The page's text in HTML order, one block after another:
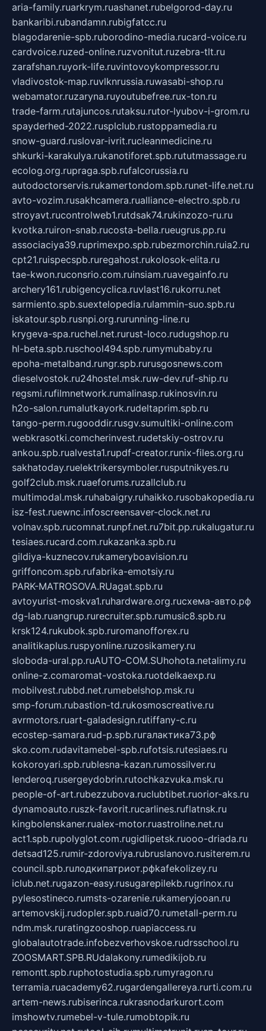
aria-family.ruarkrym.ruashanet.rubelgorod-day.ru
bankaribi.rubandamn.rubigfatcc.ru
blagodarenie-spb.ruborodino-media.rucard-voice.ru
cardvoice.ruzed-online.ruzvonitut.ruzebra-tlt.ru
zarafshan.ruyork-life.ruvintovoykompressor.ru
vladivostok-map.ruvlknrussia.ruwasabi-shop.ru
webamator.ruzaryna.ruyoutubefree.rux-ton.ru
trade-farm.rutajuncos.rutaksu.rutor-lyubov-i-grom.ru
spayderhed-2022.rusplclub.rustoppamedia.ru
snow-guard.ruslovar-ivrit.rucleanmedicine.ru
shkurki-karakulya.rukanotiforet.spb.rututmassage.ru
ecolog.org.rupraga.spb.rufalcorussia.ru
autodoctorservis.rukamertondom.spb.runet-life.net.ru
avto-vozim.rusakhcamera.rualliance-electro.spb.ru
stroyavt.rucontrolweb1.rutdsak74.rukinzozo-ru.ru
kvotka.ruiron-snab.rucosta-bella.rueugrus.pp.ru
associaciya39.ruprimexpo.spb.rubezmorchin.ruia2.ru
cpt21.ruispecspb.ruregahost.rukolosok-elita.ru
tae-kwon.ruconsrio.com.ruinsiam.ruavegainfo.ru
archery161.rubigencyclica.ruvlast16.rukorru.net
sarmiento.spb.suextelopedia.rulammin-suo.spb.ru
iskatour.spb.rusnpi.org.rurunning-line.ru
krygeva-spa.ruchel.net.rurust-loco.rudugshop.ru
hl-beta.spb.ruschool494.spb.rumymubaby.ru
epoha-metalband.rungr.spb.rurusgosnews.com
dieselvostok.ru24hostel.msk.ruw-dev.ruf-ship.ru
regsmi.rufilmnetwork.rumalinasp.rukinosvin.ru
h2o-salon.rumalutkayork.rudeltaprim.spb.ru
tango-perm.rugooddir.rusgv.sumultiki-online.com
webkrasotki.comcherinvest.rudetskiy-ostrov.ru
ankou.spb.rualvesta1.rupdf-creator.runix-files.org.ru
sakhatoday.ruelektrikersymboler.rusputnikyes.ru
golf2club.msk.ruaeforums.ruzallclub.ru
multimodal.msk.ruhabaigry.ruhaikko.rusobakopedia.ru
isz-fest.ruewnc.infoscreensaver-clock.net.ru
volnav.spb.rucomnat.runpf.net.ru7bit.pp.rukalugatur.ru
tesiaes.rucard.com.rukazanka.spb.ru
gildiya-kuznecov.rukameryboavision.ru
griffoncom.spb.rufabrika-emotsiy.ru
PARK-MATROSOVA.RUagat.spb.ru
avtoyurist-moskva1.ruhardware.org.ruсхема-авто.рф
dg-lab.ruangrup.rurecruiter.spb.rumusic8.spb.ru
krsk124.rukubok.spb.ruromanofforex.ru
analitikaplus.ruspyonline.ruzosikamery.ru
sloboda-ural.pp.ruAUTO-COM.SUhohota.netalimy.ru
online-z.comaromat-vostoka.ruotdelkaexp.ru
mobilvest.rubbd.net.rumebelshop.msk.ru
smp-forum.rubastion-td.rukosmoscreative.ru
avrmotors.ruart-galadesign.rutiffany-c.ru
ecostep-samara.rud-p.spb.ruгалактика73.рф
sko.com.rudavitamebel-spb.rufotsis.rutesiaes.ru
kokoroyari.spb.rublesna-kazan.rumossilver.ru
lenderoq.rusergeydobrin.rutochkazvuka.msk.ru
people-of-art.rubezzubova.ruclubtibet.ruorior-aks.ru
dynamoauto.ruszk-favorit.rucarlines.ruflatnsk.ru
kingbolenskaner.rualex-motor.ruastroline.net.ru
act1.spb.rupolyglot.com.rugidlipetsk.ruooo-driada.ru
detsad125.rumir-zdoroviya.rubruslanovo.rusiterem.ru
council.spb.ruлодкипатриот.рфkafekolizey.ru
iclub.net.rugazon-easy.rusugarepilekb.rugrinox.ru
pylesostineco.rumsts-ozarenie.rukameryjooan.ru
artemovskij.rudopler.spb.ruaid70.rumetall-perm.ru
ndm.msk.ruratingzooshop.ruapiaccess.ru
globalautotrade.infobezverhovskoe.rudrsschool.ru
ZOOSMART.SPB.RUdalakony.rumedikijob.ru
remontt.spb.ruphotostudia.spb.rumyragon.ru
terramia.ruacademy62.rugardengallereya.rurti.com.ru
artem-news.rubiserinca.rukrasnodarkurort.com
imshowtv.rumebel-v-tule.rumobtopik.ru